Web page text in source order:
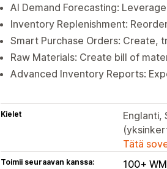
AI Demand Forecasting:
Inventory Replenishment:
Smart Purchase Orders: Create,
Raw Materials: Create bill of
Advanced Inventory Reports:
Kielet
Englanti,
Tätä
Toimii seuraavan kanssa: 100+